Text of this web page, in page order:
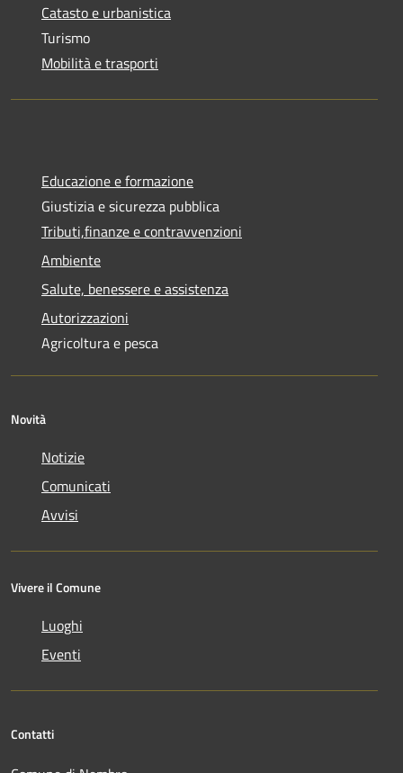
Catasto e urbanistica
Turismo
Mobilità e trasporti
Educazione e formazione
Giustizia e sicurezza pubblica
Tributi,finanze e contravvenzioni
Ambiente
Salute, benessere e assistenza
Autorizzazioni
Agricoltura e pesca
Novità
Notizie
Comunicati
Avvisi
Vivere il Comune
Luoghi
Eventi
Contatti